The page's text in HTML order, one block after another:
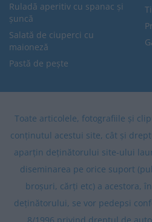
Ruladă aperitiv cu spanac și
șuncă
Salată de ciuperci cu
maioneză
Pastă de pește
Toate articolele, fotografiile și
conținutul acestui site, cât și
aparțin deținătorului site-ului
diseminarea pe orice suport
broșuri, cărți etc) a acestora,
deținătorului, se vor pedepsi